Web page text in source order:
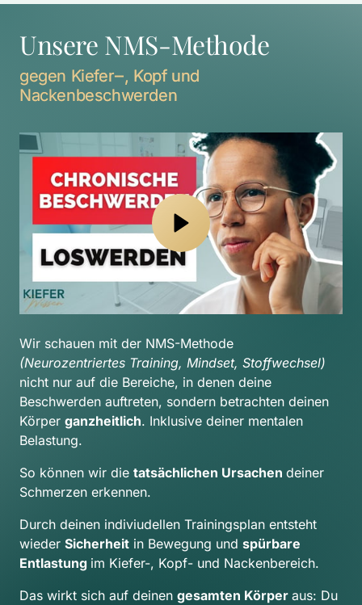
Unsere NMS-Methode
gegen Kiefer‒, Kopf
Nackenbeschwerden
nicht nur auf die Bereiche, in denen deine
Beschwerden auftreten, sondern betrachten deinen
Körper ganzheitlich. Inklusive deiner mentalen
Belastung.
So können wir die tatsächlichen Ursachen deiner
Schmerzen erkennen.
Durch deinen indiviudellen Trainingsplan entsteht
wieder Sicherheit in Bewegung und spürbare
Entlastung im Kiefer-, Kopf- und Nackenbereich.
Das wirkt sich auf deinen gesamten Körper aus: Du